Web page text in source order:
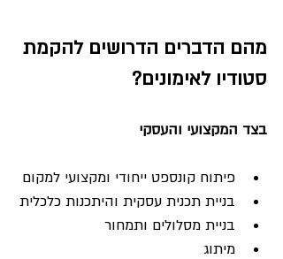
מהם הדברים הדרושים להקמת
סטודיו לאימונים?
בצד המקצועי והעסקי
פיתוח קונספט ייחודי ומקצועי למקום
בניית תכנית עסקית והיתכנות כלכלית
בניית מסלולים ותמחור
מיתוג